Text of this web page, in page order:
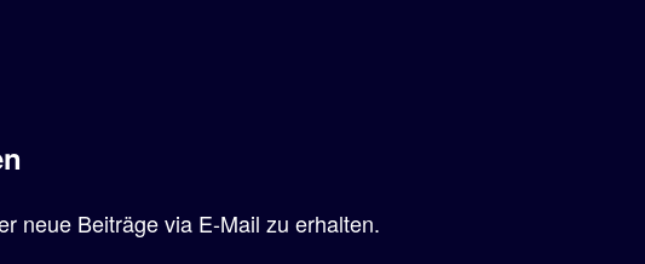
neue Beiträge via E-Mail zu erhalten.